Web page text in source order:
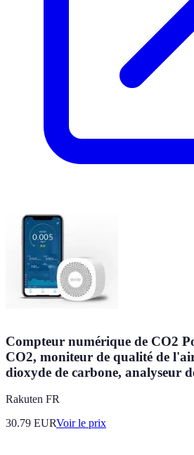
Compteur numérique de CO2
CO2, moniteur de qualité de
dioxyde de carbone, analyseur
Rakuten FR
30.79 EURVoir le prix